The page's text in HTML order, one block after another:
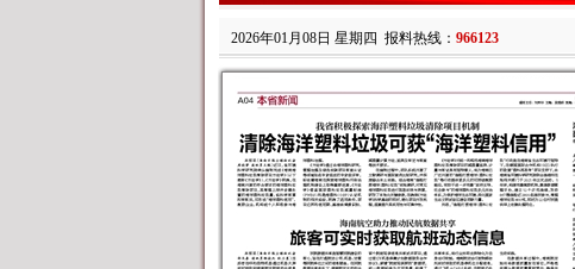
2026年01月08日 星期四 报料热线： 966123